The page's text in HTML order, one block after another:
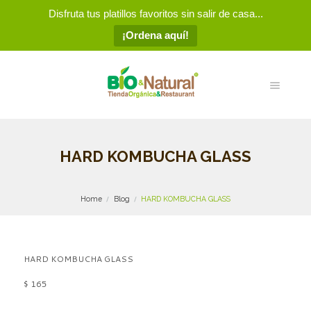
Disfruta tus platillos favoritos sin salir de casa...
¡Ordena aquí!
HARD KOMBUCHA GLASS
Home Blog HARD KOMBUCHA GLASS
HARD KOMBUCHA GLASS
$ 165